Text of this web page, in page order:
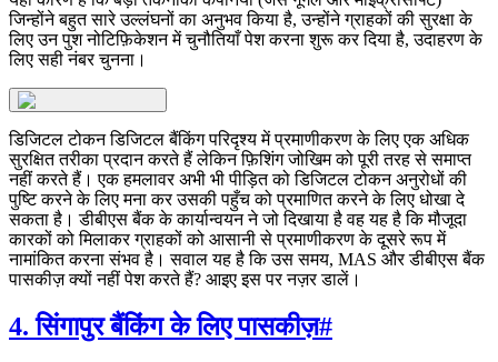
जिन्होंने बहुत सारे उल्लंघनों का अनुभव किया है, उन्होंने ग्राहकों की सुरक्षा के
लिए उन पुश नोटिफ़िकेशन में चुनौतियाँ पेश करना शुरू कर दिया है, उदाहरण के
लिए सही नंबर चुनना।
डिजिटल टोकन डिजिटल बैंकिंग परिदृश्य में प्रमाणीकरण के लिए एक अधिक
सुरक्षित तरीका प्रदान करते हैं लेकिन फ़िशिंग जोखिम को पूरी तरह से समाप्त
नहीं करते हैं। एक हमलावर अभी भी पीड़ित को डिजिटल टोकन अनुरोधों की
पुष्टि करने के लिए मना कर उसकी पहुँच को प्रमाणित करने के लिए धोखा दे
सकता है। डीबीएस बैंक के कार्यान्वयन ने जो दिखाया है वह यह है कि मौजूदा
कारकों को मिलाकर ग्राहकों को आसानी से प्रमाणीकरण के दूसरे रूप में
नामांकित करना संभव है। सवाल यह है कि उस समय, MAS और डीबीएस बैंक
पासकीज़ क्यों नहीं पेश करते हैं? आइए इस पर नज़र डालें।
4. सिंगापुर बैंकिंग के लिए पासकीज़#